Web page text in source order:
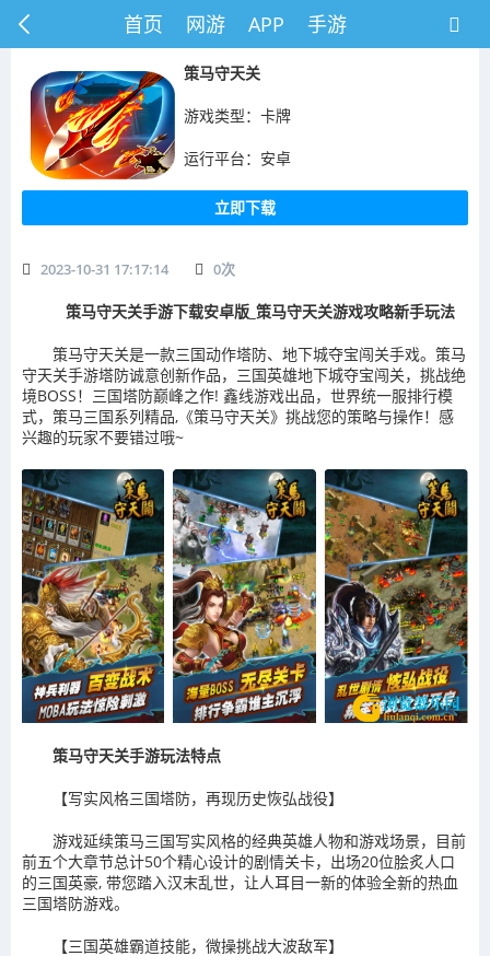
首页 网游 APP 手游
策马守天关
游戏类型：卡牌
运行平台：安卓
立即下载
2023-10-31 17:17:14 0次
策马守天关手游下载安卓版_策马守天关游戏攻略新手玩法
策马守天关是一款三国动作塔防、地下城夺宝闯关手戏。策马
守天关手游塔防诚意创新作品，三国英雄地下城夺宝闯关，挑战绝
境BOSS！三国塔防巅峰之作! 鑫线游戏出品，世界统一服排行模
式，策马三国系列精品,《策马守天关》挑战您的策略与操作！感
兴趣的玩家不要错过哦~
策马守天关手游玩法特点
【写实风格三国塔防，再现历史恢弘战役】
游戏延续策马三国写实风格的经典英雄人物和游戏场景，目前
前五个大章节总计50个精心设计的剧情关卡，出场20位脍炙人口
的三国英豪, 带您踏入汉末乱世，让人耳目一新的体验全新的热血
三国塔防游戏。
【三国英雄霸道技能，微操挑战大波敌军】